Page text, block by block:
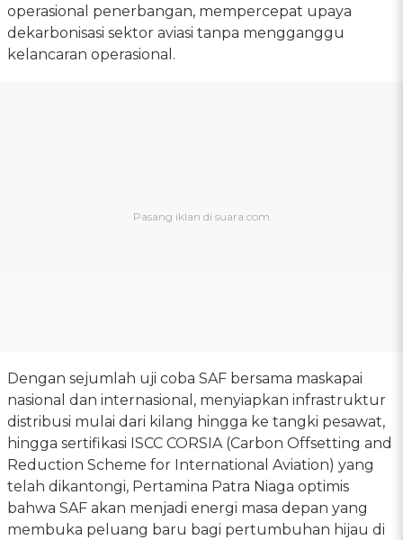
operasional penerbangan, mempercepat upaya
dekarbonisasi sektor aviasi tanpa mengganggu
kelancaran operasional.
Dengan sejumlah uji coba SAF bersama maskapai
nasional dan internasional, menyiapkan infrastruktur
distribusi mulai dari kilang hingga ke tangki pesawat,
hingga sertifikasi ISCC CORSIA (Carbon Offsetting and
Reduction Scheme for International Aviation) yang
telah dikantongi, Pertamina Patra Niaga optimis
bahwa SAF akan menjadi energi masa depan yang
membuka peluang baru bagi pertumbuhan hijau di